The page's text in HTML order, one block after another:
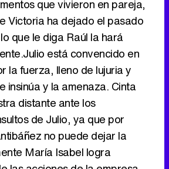
que vivieron en pareja,
Victoria ha dejado el pasado
que le diga Raúl la hará
está convencido en
la fuerza, lleno de lujuria y
insinúa y la amenaza. Cinta
distante ante los
de Julio, ya que por
no puede dejar la
María Isabel logra